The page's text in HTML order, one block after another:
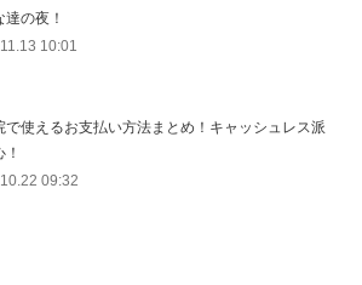
達の夜！
10:01
で使えるお支払い方法まとめ！キャッシュレス派
09:32